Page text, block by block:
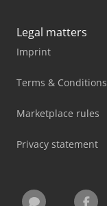
Legal matters
Imprint
Terms & Conditions
Marketplace rules
Privacy statement